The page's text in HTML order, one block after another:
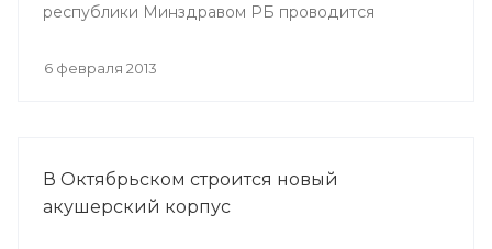
республики Минздравом РБ проводится
конференция «Перспективы донорства и
6 февраля 2013
В Октябрьском строится новый
акушерский корпус